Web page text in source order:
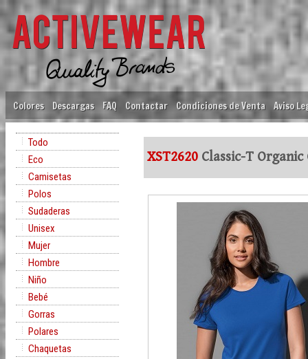
Colores Descargas FAQ Contactar Condiciones de Venta Aviso
Todo
Eco
Camisetas
Polos
Sudaderas
Unisex
Mujer
Hombre
Niño
Bebé
Gorras
Polares
Chaquetas
XST2620 Classic-T Organic